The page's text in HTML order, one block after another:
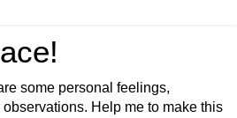
some personal feelings,
Help me to make this